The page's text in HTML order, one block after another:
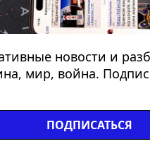
новости и
мир, война.
ПОДПИСАТЬСЯ